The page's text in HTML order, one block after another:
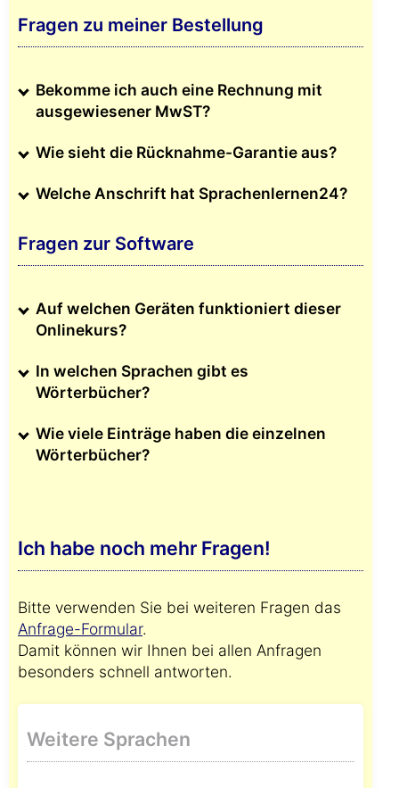
Fragen zu meiner Bestellung
Bekomme ich auch eine Rechnung mit
ausgewiesener MwST?
Wie sieht die Rücknahme-Garantie aus?
Welche Anschrift hat Sprachenlernen24?
Fragen zur Software
Auf welchen Geräten funktioniert dieser
Onlinekurs?
In welchen Sprachen gibt es
Wörterbücher?
Wie viele Einträge haben die einzelnen
Wörterbücher?
Ich habe noch mehr Fragen!
Bitte verwenden Sie bei weiteren Fragen das
Anfrage-Formular.
Damit können wir Ihnen bei allen Anfragen
besonders schnell antworten.
Weitere Sprachen